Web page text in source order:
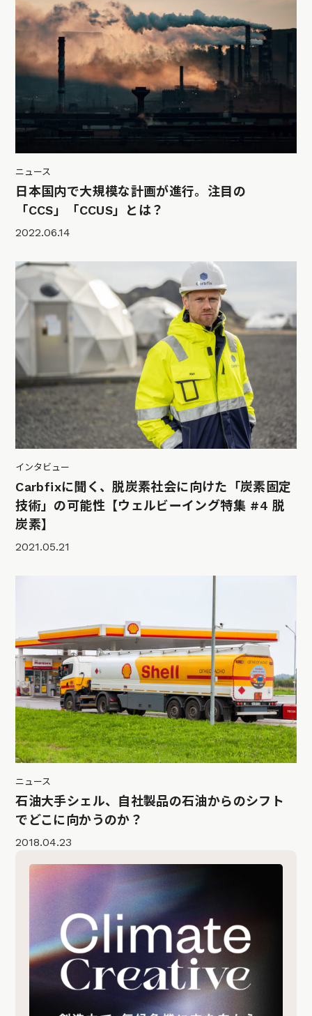
ニュース
日本国内で大規模な計画が進行。注目の
「CCS」「CCUS」とは？
2022.06.14
インタビュー
Carbfixに聞く、脱炭素社会に向けた「炭素固定
技術」の可能性【ウェルビーイング特集 #4 脱
炭素】
2021.05.21
ニュース
石油大手シェル、自社製品の石油からのシフト
でどこに向かうのか？
2018.04.23